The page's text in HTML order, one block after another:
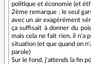
politique et économie (et
2ème remarque : le seul
avec un air exagérément
ça suffisait à donner du
mais cela ne fait rien, il n'a
situation (et que quand on
parole)
Sur le fond, j'attends la fin